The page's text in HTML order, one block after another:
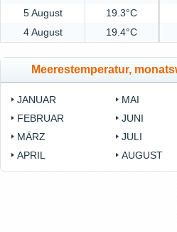
5 August
19.3°C
4 August
19.4°C
Meerestemperatur,
JANUAR
FEBRUAR
MÄRZ
APRIL
MAI
JUNI
JULI
AUGUST